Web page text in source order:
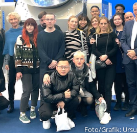
Foto/Grafik: